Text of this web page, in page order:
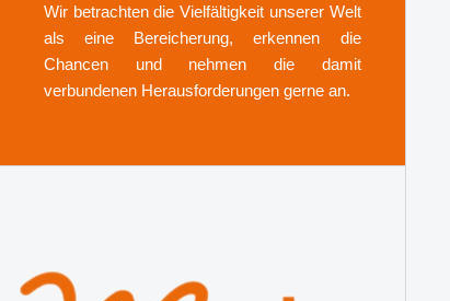
Wir betrachten die Vielfältigkeit unserer Welt
als eine Bereicherung, erkennen die
Chancen und nehmen die damit
verbundenen Herausforderungen gerne an.